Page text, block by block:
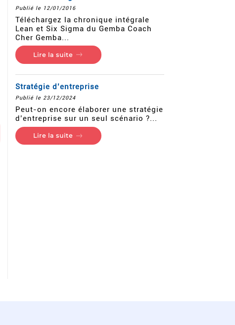
Publié le 12/01/2016
Téléchargez la chronique intégrale
Lean et Six Sigma du Gemba Coach
Cher Gemba...
Lire la suite
Stratégie d’entreprise
Publié le 23/12/2024
Peut-on encore élaborer une stratégie
d’entreprise sur un seul scénario ?...
Lire la suite